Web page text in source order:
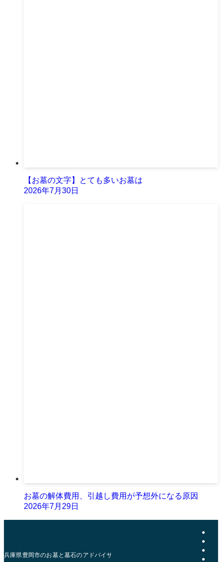
【お墓の文字】とても多いお墓は
2026年7月30日
お墓の解体費用、引越し費用が予想外になる原因
2026年7月29日
兵庫県豊岡市のお墓と墓石のアドバイザー | おおきた石材店